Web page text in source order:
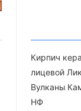
Кирпич
лицевой
Вулканы
НФ